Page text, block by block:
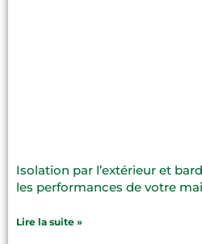
Isolation par l’extérieur et
les performances de votre
Lire la suite »